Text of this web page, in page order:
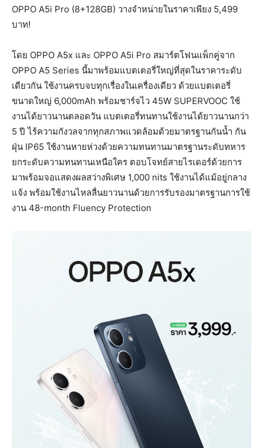
OPPO A5i Pro (8+128GB) วางจำหน่ายในราคาเพียง 5,499
บาท!
โดย OPPO A5x และ OPPO A5i Pro สมาร์ตโฟนแพ็กคู่จาก
OPPO A5 Series นี้มาพร้อมแบตเตอรี่ใหญ่ที่สุดในราคาระดับ
เดียวกัน ใช้งานครบจบทุกเรื่องในเครื่องเดียว ด้วยแบตเตอรี่
ขนาดใหญ่ 6,000mAh พร้อมชาร์จไว 45W SUPERVOOC ใช้
งานได้ยาวนานตลอดวัน แบตเตอรี่ทนทานใช้งานได้ยาวนานกว่า
5 ปี ไร้ความกังวลจากทุกสภาพแวดล้อมด้วยมาตรฐานกันน้ำ กัน
ฝุ่น IP65 ใช้งานหายห่วงด้วยความทนทานมาตรฐานระดับทหาร
ยกระดับความทนทานเหนือใคร ตอบโจทย์สายไรเดอร์ด้วยการ
มาพร้อมจอแสดงผลสว่างพิเศษ 1,000 nits ใช้งานได้แม้อยู่กลาง
แจ้ง พร้อมใช้งานไหลลื่นยาวนานด้วยการรับรองมาตรฐานการใช้
งาน 48-month Fluency Protection